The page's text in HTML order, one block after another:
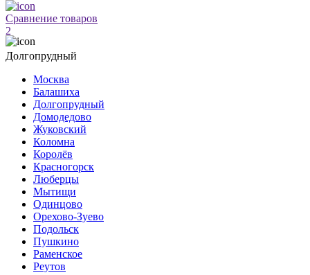
Сравнение товаров
2
Долгопрудный
Москва
Балашиха
Долгопрудный
Домодедово
Жуковский
Коломна
Королёв
Красногорск
Люберцы
Мытищи
Одинцово
Орехово-Зуево
Подольск
Пушкино
Раменское
Реутов